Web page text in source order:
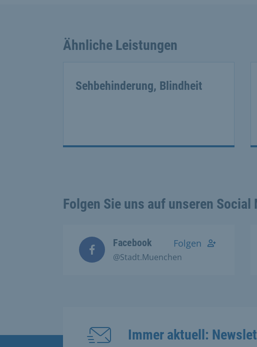
Ähnliche Leistungen
Sehbehinderung, Blindheit
Folgen Sie uns auf unseren Social
Facebook
@Stadt.Muenchen
Folgen
Immer aktuell: